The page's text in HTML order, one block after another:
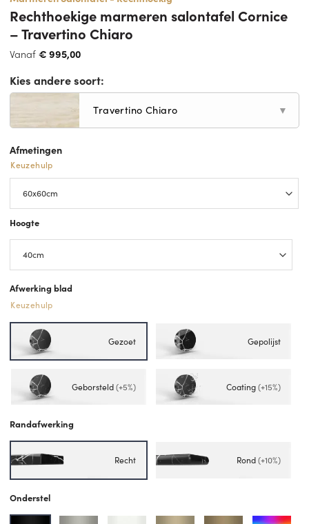
Rechthoekige marmeren salontafel Cornice
– Travertino Chiaro
Vanaf€ 995,00
Kies andere soort:
Travertino Chiaro ▼
Afmetingen
Keuzehulp
Hoogte
Afwerking blad
Keuzehulp
Gezoet Gepolijst
Geborsteld(+5%) Coating(+15%)
Randafwerking
Recht Rond(+10%)
Onderstel